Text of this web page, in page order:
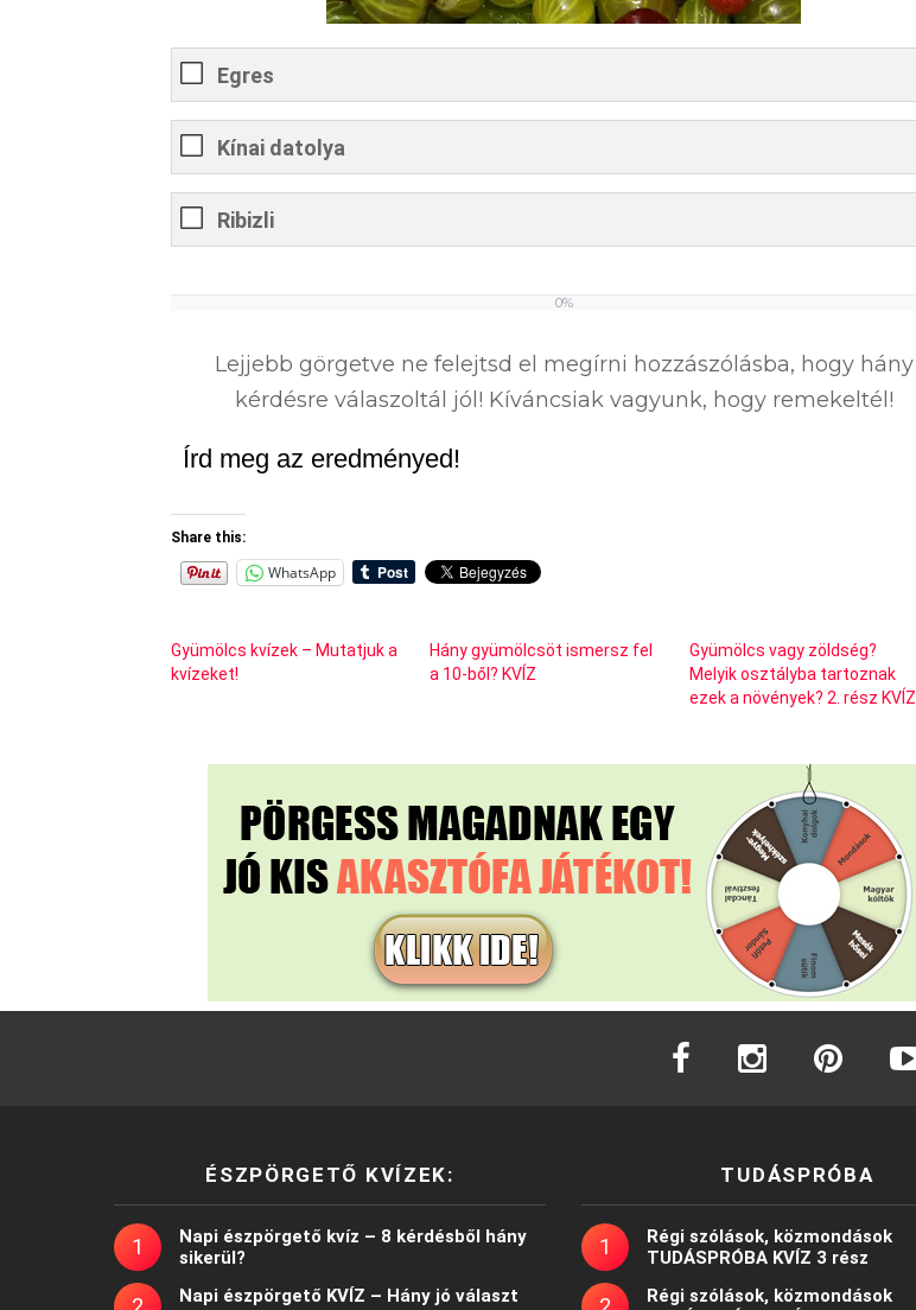
Egres
Kínai datolya
Ribizli
0%
Lejjebb görgetve ne felejtsd el megírni hozzászólásba, hogy hány
kérdésre válaszoltál jól! Kíváncsiak vagyunk, hogy remekeltél!
Írd meg az eredményed!
Share this:
WhatsApp
Gyümölcs kvízek – Mutatjuk a
kvízeket!
Hány gyümölcsöt ismersz fel
a 10-ből? KVÍZ
Gyümölcs vagy zöldség?
Melyik osztályba tartoznak
ezek a növények? 2. rész KVÍZ
facebook instagram
ÉSZPÖRGETŐ KVÍZEK:
Napi észpörgető kvíz – 8 kérdésből hány
sikerül?
Napi észpörgető KVÍZ – Hány jó választ
TUDÁSPRÓBA
Régi szólások, közmondások
TUDÁSPRÓBA KVÍZ 3 rész
Régi szólások, közmondások